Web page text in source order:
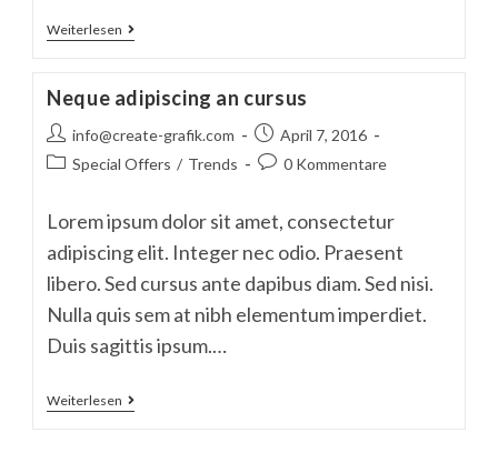
Weiterlesen Tortor
Neque
Neque adipiscing an cursus
Beitrags-
Autor:
info@create-grafik.com
Beitrag
veröffentlicht:
April 7, 2016
Beitrags-
Special Offers / Trends
Beitrags-
0 Kommentare
Lorem ipsum dolor sit amet, consectetur
adipiscing elit. Integer nec odio. Praesent
libero. Sed cursus ante dapibus diam. Sed nisi.
Nulla quis sem at nibh elementum imperdiet.
Duis sagittis ipsum.…
Weiterlesen Neque
Adipiscing